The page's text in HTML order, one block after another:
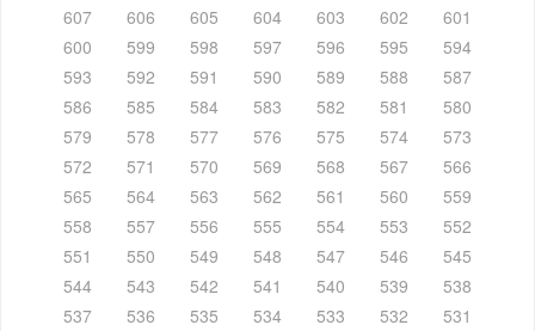
607
606 605 604 603 602
601
600
599 598 597 596 595
594
593
592 591 590 589 588
587
586
585 584 583 582 581
580
579
578 577 576 575 574
573
572
571 570 569 568 567
566
565
564 563 562 561 560
559
558
557 556 555 554 553
552
551
550 549 548 547 546
545
544
543 542 541 540 539
538
537
536 535 534 533 532
531